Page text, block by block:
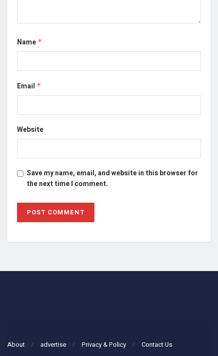
Name *
Email *
Website
Save my name, email, and website in this browser for
the next time I comment.
About advertise Privacy & Policy Contact Us